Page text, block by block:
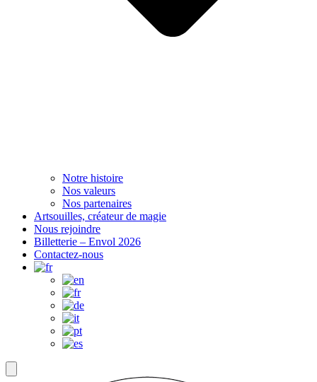
Notre histoire
Nos valeurs
Nos partenaires
Artsouilles, créateur de magie
Nous rejoindre
Billetterie – Envol 2026
Contactez-nous